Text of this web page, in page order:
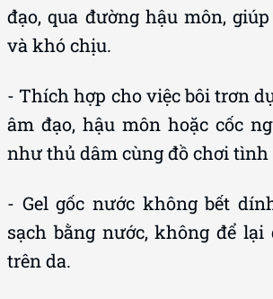
đạo, qua đường hậu môn,
và khó chịu.
- Thích hợp cho việc bôi trơn
âm đạo, hậu môn hoặc cốc
như thủ dâm cùng đồ chơi tình
- Gel gốc nước không bết
sạch bằng nước, không để
trên da.